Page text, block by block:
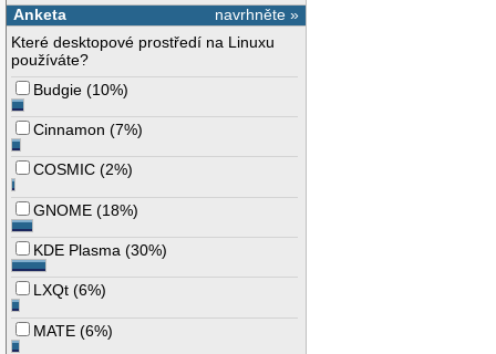
navrhněte »
Anketa
Které desktopové prostředí na Linuxu
používáte?
Budgie (10%)
Cinnamon (7%)
COSMIC (2%)
GNOME (18%)
KDE Plasma (30%)
LXQt (6%)
MATE (6%)